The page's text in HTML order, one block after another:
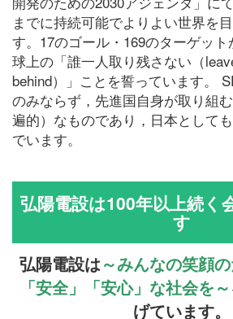
までに持続可能でよりよい世界を
す。17のゴール・169のターゲッ
球上の「誰一人取り残さない（
behind）」ことを誓っています。
のみならず，先進国自身が取り組
遍的）なものであり，日本として
でいます。
弘陽電設は100年以上続く
す
弘陽電設は～みんなの笑顔
「安全」「安心」な社会を～
げています。